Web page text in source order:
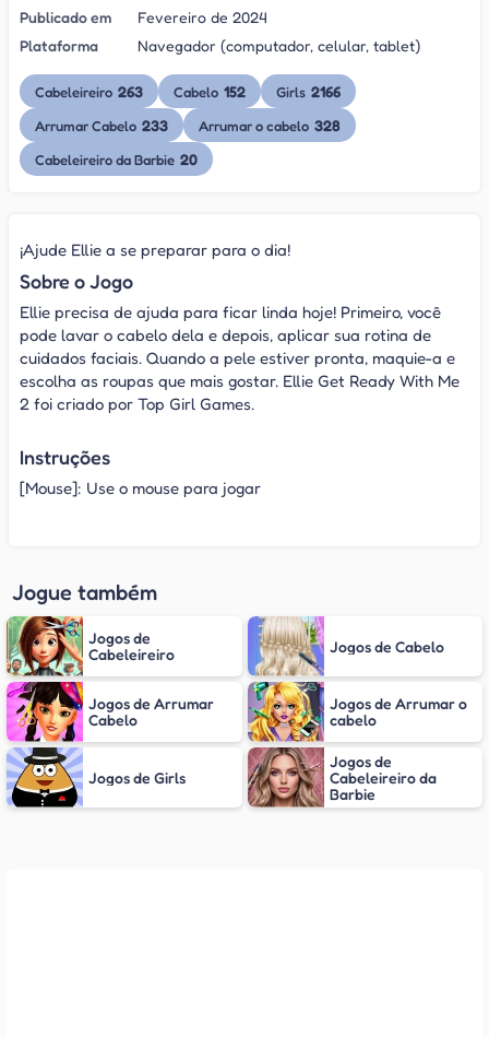
Publicado em
Fevereiro de 2024
Plataforma
Navegador (computador, celular, tablet)
Cabeleireiro 263 Cabelo 152 Girls 2166
Arrumar Cabelo 233 Arrumar o cabelo 328
Cabeleireiro da Barbie 20
¡Ajude Ellie a se preparar para o dia!
Sobre o Jogo
Ellie precisa de ajuda para ficar linda hoje! Primeiro, você
pode lavar o cabelo dela e depois, aplicar sua rotina de
cuidados faciais. Quando a pele estiver pronta, maquie-a e
escolha as roupas que mais gostar. Ellie Get Ready With Me
2 foi criado por Top Girl Games.
Instruções
[Mouse]: Use o mouse para jogar
Jogue também
Jogos de
Cabeleireiro
Jogos de Cabelo
Jogos de Arrumar
Cabelo
Jogos de Arrumar o
cabelo
Jogos de Girls
Jogos de
Cabeleireiro da
Barbie